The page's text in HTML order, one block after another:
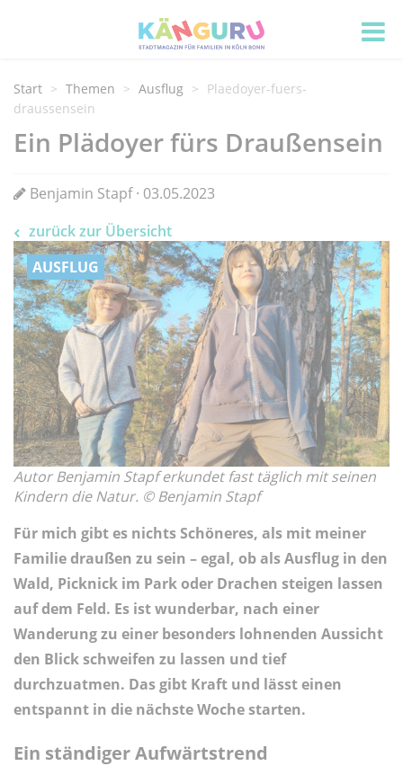
Start Themen Ausflug
Plaedoyer-fuers-
draussensein
Ein Plädoyer fürs Draußensein
Benjamin Stapf · 03.05.2023
zurück zur Übersicht
AUSFLUG
Autor Benjamin Stapf erkundet fast täglich mit seinen
Kindern die Natur. © Benjamin Stapf
Für mich gibt es nichts Schöneres, als mit meiner
Familie draußen zu sein – egal, ob als Ausflug in den
Wald, Picknick im Park oder Drachen steigen lassen
auf dem Feld. Es ist wunderbar, nach einer
Wanderung zu einer besonders lohnenden Aussicht
den Blick schweifen zu lassen und tief
durchzuatmen. Das gibt Kraft und lässt einen
entspannt in die nächste Woche starten.
Ein ständiger Aufwärtstrend